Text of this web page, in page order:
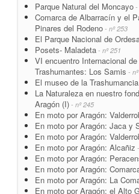
Parque Natural del Moncayo -
Comarca de Albarracín y el
Pinares del Rodeno - nº 253
El Parque Nacional de
Posets- Maladeta - nº 251
VI encuentro Internacional
Trashumantes: Los Samis -
El museo de la
La Naturaleza en nuestro
Aragón (I) - nº 245
En moto por Aragón:
En moto por Aragón: Jaca y
En moto por Aragón:
En moto por Aragón: Alcañiz
En moto por Aragón:
En moto por Aragón:
En moto por Aragón: La
En moto por Aragón: el Alto